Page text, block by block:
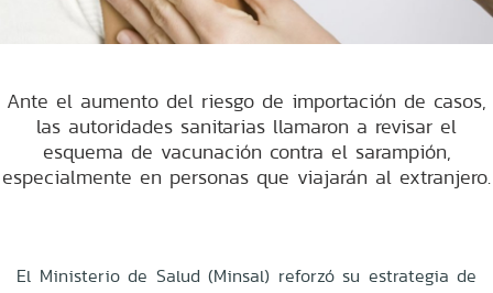
Ante el aumento del riesgo de importación de casos,
las autoridades sanitarias llamaron a revisar el
esquema de vacunación contra el sarampión,
especialmente en personas que viajarán al extranjero.
El Ministerio de Salud (Minsal) reforzó su estrategia de